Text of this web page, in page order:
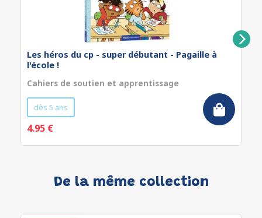
Les héros du cp - super débutant - Pagaille à
l'école !
Cahiers de soutien et apprentissage
dès 5 ans
4.95 €
De la même collection